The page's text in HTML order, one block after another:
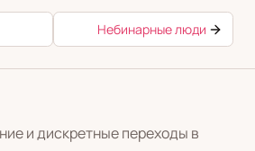
Небинарные люди
и дискретные переходы в